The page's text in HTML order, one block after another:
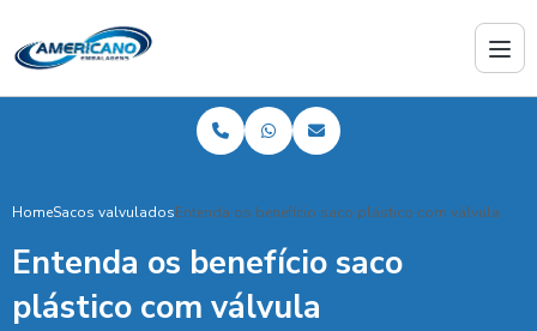
HomeSacos valvuladosEntenda os benefício saco plástico com válvula
Entenda os benefício saco
plástico com válvula